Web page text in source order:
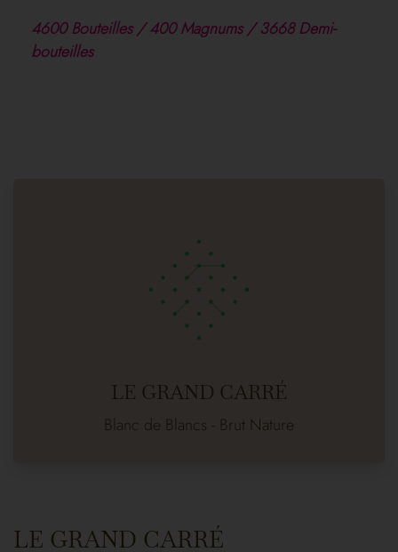
4600 Bouteilles / 400 Magnums / 3668 Demi-
bouteilles
LE GRAND CARRÉ
Blanc de Blancs - Brut Nature
LE GRAND CARRÉ